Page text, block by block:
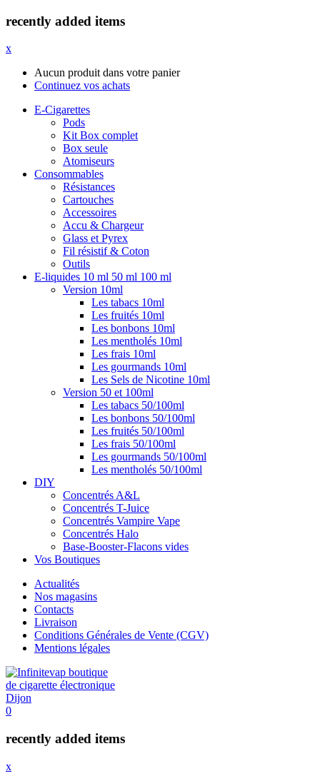
recently added items
x
Aucun produit dans votre panier
Continuez vos achats
E-Cigarettes
Pods
Kit Box complet
Box seule
Atomiseurs
Consommables
Résistances
Cartouches
Accessoires
Accu & Chargeur
Glass et Pyrex
Fil résistif & Coton
Outils
E-liquides 10 ml 50 ml 100 ml
Version 10ml
Les tabacs 10ml
Les fruités 10ml
Les bonbons 10ml
Les mentholés 10ml
Les frais 10ml
Les gourmands 10ml
Les Sels de Nicotine 10ml
Version 50 et 100ml
Les tabacs 50/100ml
Les bonbons 50/100ml
Les fruités 50/100ml
Les frais 50/100ml
Les gourmands 50/100ml
Les mentholés 50/100ml
DIY
Concentrés A&L
Concentrés T-Juice
Concentrés Vampire Vape
Concentrés Halo
Base-Booster-Flacons vides
Vos Boutiques
Actualités
Nos magasins
Contacts
Livraison
Conditions Générales de Vente (CGV)
Mentions légales
0
recently added items
x